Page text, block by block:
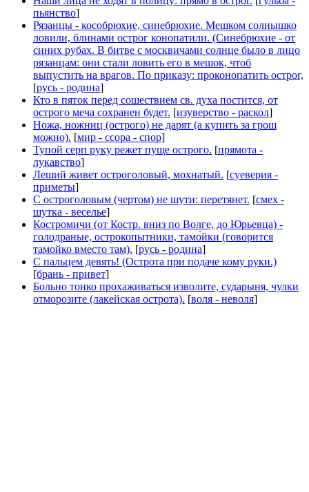
пьянство]
Рязанцы - кособрюхие, синебрюхие. Мешком солнышко
ловили, блинами острог конопатили. (Синебрюхие - от
синих рубах. В битве с москвичами солнце было в лицо
рязанцам: они стали ловить его в мешок, чтоб
выпустить на врагов. По приказу: проконопатить острог,
[русь - родина]
Кто в пяток перед сошествием св. духа постится, от
острого меча сохранен будет. [изуверство - раскол]
Ножа, ножниц (острого) не дарят (а купить за грош
можно). [мир - ссора - спор]
Тупой серп руку режет пуще острого. [прямота -
лукавство]
Леший живет остроголовый, мохнатый. [суеверия -
приметы]
С остроголовым (чертом) не шути: перетянет. [смех -
шутка - веселье]
Костромичи (от Костр. вниз по Волге, до Юрьевца) -
голодраные, острокопытники, тамо́йки (говорится
тамойко вместо там). [русь - родина]
С пальцем девять! (Острота при подаче кому руки.)
[брань - привет]
Больно тонко прохаживаться изволите, сударыня, чулки
отморозите (лакейская острота). [воля - неволя]